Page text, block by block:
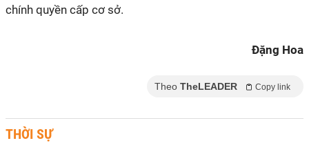
chính quyền cấp cơ sở.
Đặng Hoa
Theo TheLEADER Copy link
THỜI SỰ